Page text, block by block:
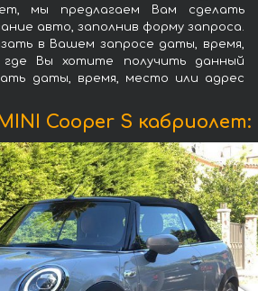
мы предлагаем Вам сделать
авто, заполнив форму запроса.
в Вашем запросе даты, время,
Вы хотите получить данный
даты, время, место или адрес
Cooper S кабриолет: